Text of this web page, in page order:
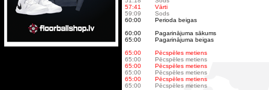
57:41
Vārti
59:09
Sods
60:00
Perioda beigas
60:00
Pagarinājuma sākums
65:00
Pagarinājuma beigas
65:00
Pēcspēles metiens
65:00
Pēcspēles metiens
65:00
Pēcspēles metiens
65:00
Pēcspēles metiens
65:00
Pēcspēles metiens
65:00
Pēcspēles metiens